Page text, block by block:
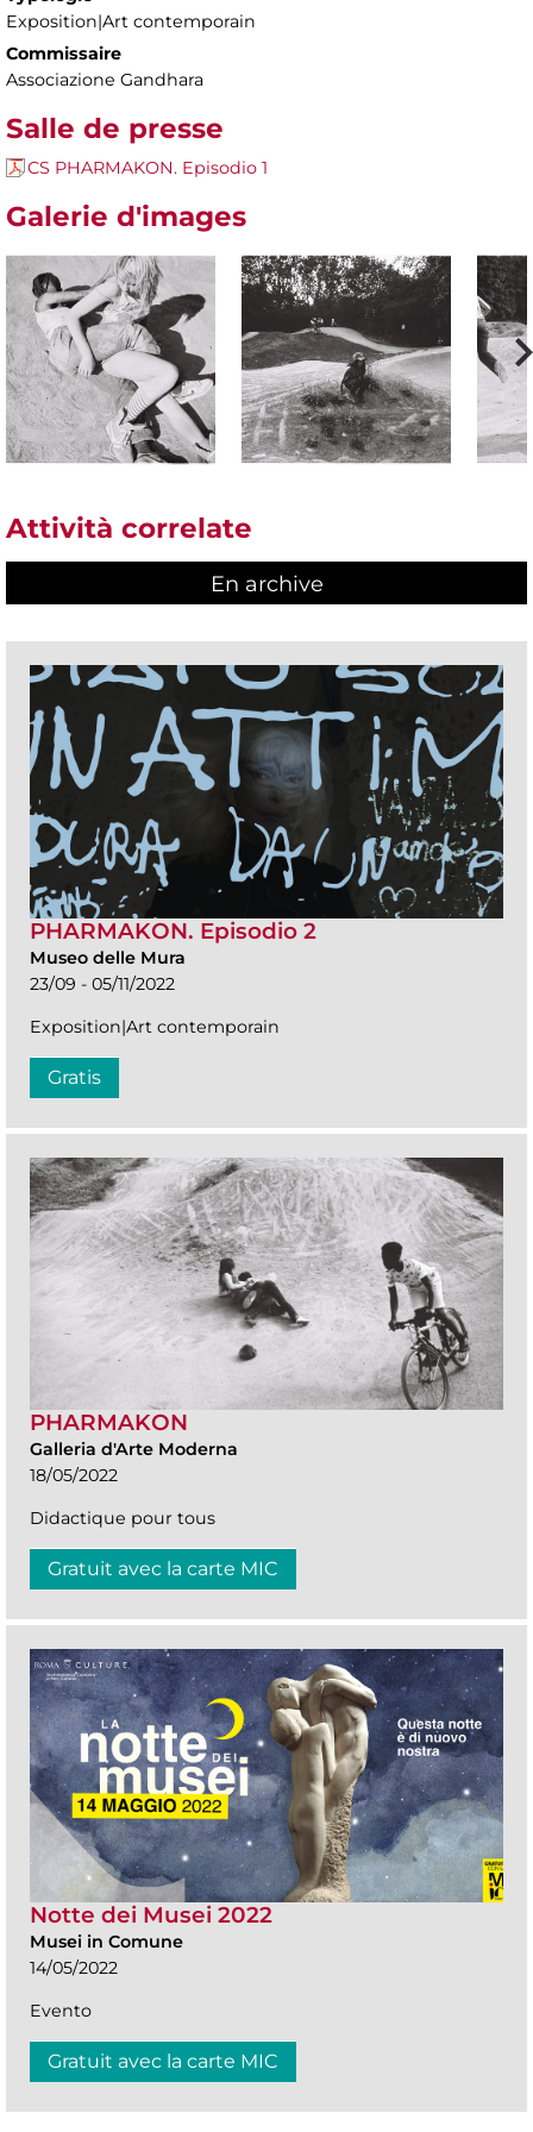
Exposition|Art contemporain
Commissaire
Associazione Gandhara
Salle de presse
CS PHARMAKON. Episodio 1
Galerie d'images
Attività correlate
En archive
PHARMAKON. Episodio 2
Museo delle Mura
23/09 - 05/11/2022
Exposition|Art contemporain
Gratis
PHARMAKON
Galleria d'Arte Moderna
18/05/2022
Didactique pour tous
Gratuit avec la carte MIC
Notte dei Musei 2022
Musei in Comune
14/05/2022
Evento
Gratuit avec la carte MIC